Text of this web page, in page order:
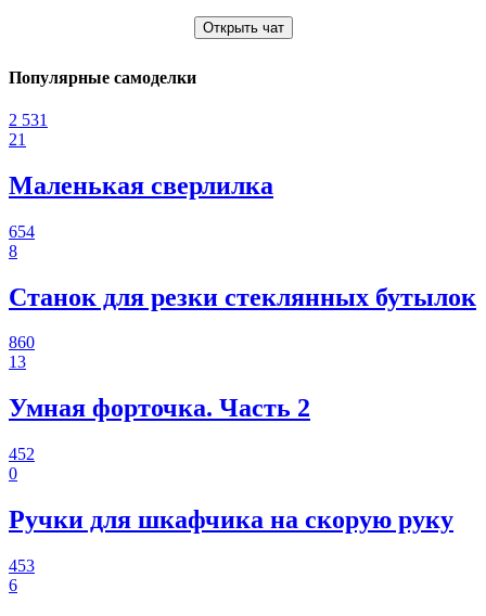
Открыть чат
Популярные самоделки
2 531
21
Маленькая сверлилка
654
8
Станок для резки стеклянных бутылок
860
13
Умная форточка. Часть 2
452
0
Ручки для шкафчика на скорую руку
453
6